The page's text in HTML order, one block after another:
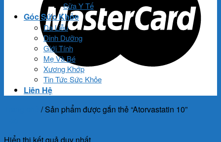
Sữa Y Tế
Góc Sức Khỏe
Da Liễu
Dinh Dưỡng
Giới Tính
Mẹ Và Bé
Xương Khớp
Tin Tức Sức Khỏe
Liên Hệ
/Sản phẩm được gắn thẻ “Atorvastatin 10”